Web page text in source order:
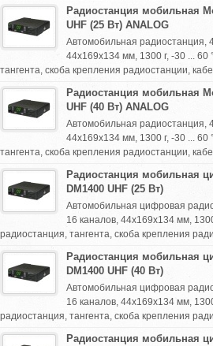
Радиостанция мобильная
UHF (25 Вт) ANALOG
Автомобильная радиостанция,
44х169х134 мм, 1300 г, -30 ...
тангента, скоба крепления радиостанции,
Радиостанция мобильная
UHF (40 Вт) ANALOG
Автомобильная радиостанция,
44х169х134 мм, 1300 г, -30 ...
тангента, скоба крепления радиостанции,
Радиостанция мобильная
DM1400 UHF (25 Вт)
Автомобильная цифровая
16 каналов, 44х169х134 мм,
радиостанция, тангента, скоба крепления
Радиостанция мобильная
DM1400 UHF (40 Вт)
Автомобильная цифровая
16 каналов, 44х169х134 мм,
радиостанция, тангента, скоба крепления
Радиостанция мобильная